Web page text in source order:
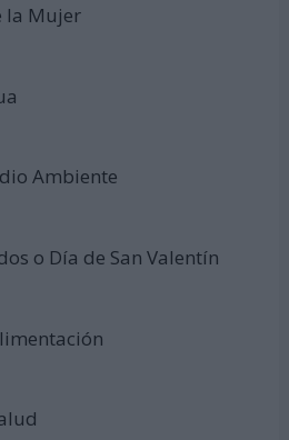
la Mujer
Ambiente
o Día de San Valentín